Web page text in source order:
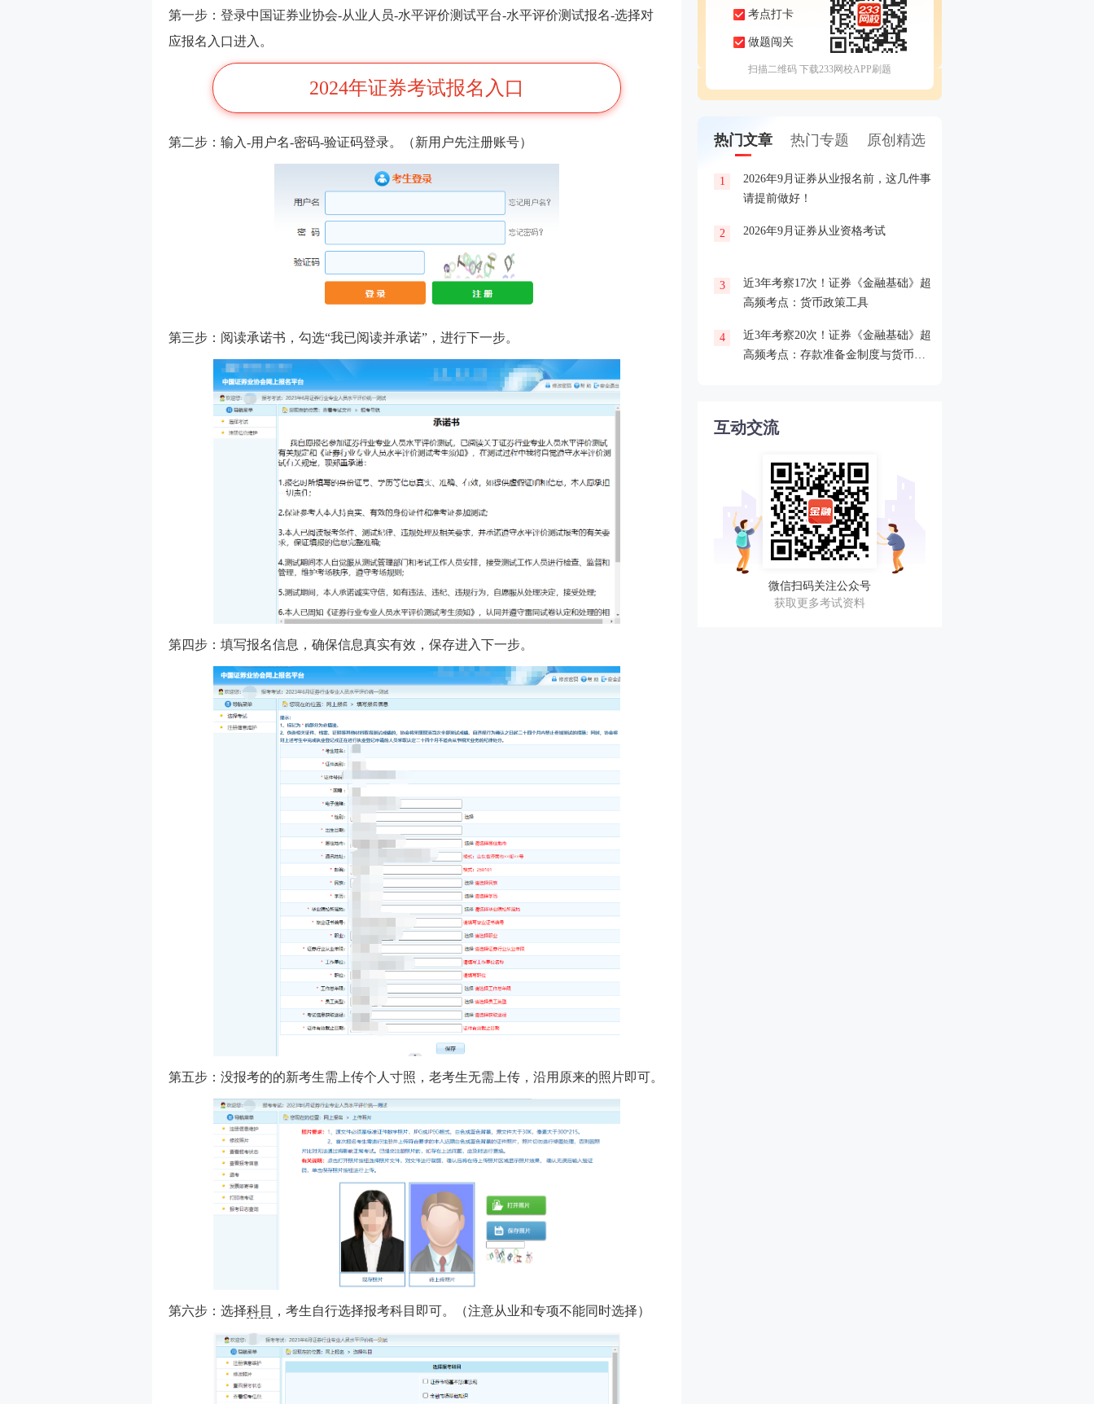
第一步：登录中国证券业协会-从业人员-水平评价测试平台-水平评价测试报名-选择对
应报名入口进入。
2024年证券考试报名入口
第二步：输入-用户名-密码-验证码登录。（新用户先注册账号）
第三步：阅读承诺书，勾选“我已阅读并承诺”，进行下一步。
第四步：填写报名信息，确保信息真实有效，保存进入下一步。
第五步：没报考的的新考生需上传个人寸照，老考生无需上传，沿用原来的照片即可。
第六步：选择科目 ，考生自行选择报考科目即可。（注意从业和专项不能同时选择）
考点打卡
做题闯关
扫描二维码 下载233网校APP刷题
热门文章 热门专题 原创精选
1
2026年9月证券从业报名前，这几件事
请提前做好！
2 2026年9月证券从业资格考试
3
近3年考察17次！证券《金融基础》超
高频考点：货币政策工具
4
近3年考察20次！证券《金融基础》超
高频考点：存款准备金制度与货币乘
互动交流
微信扫码关注公众号
获取更多考试资料